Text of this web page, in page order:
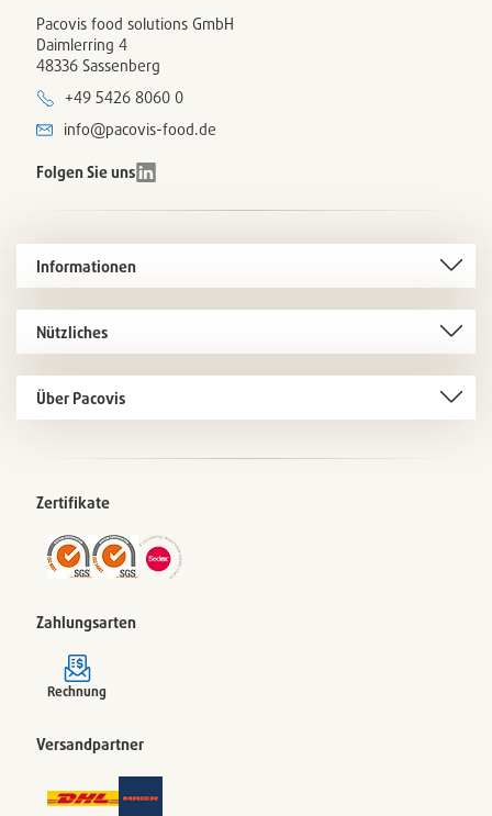
Pacovis food solutions GmbH
Daimlerring 4
48336 Sassenberg
+49 5426 8060 0
info@pacovis-food.de
Folgen Sie uns
Informationen
Nützliches
Über Pacovis
Zertifikate
Zahlungsarten
Rechnung
Versandpartner